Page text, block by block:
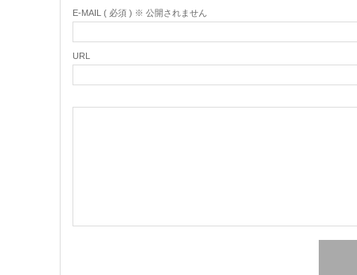
E-MAIL ( 必須 ) ※ 公開されません
URL